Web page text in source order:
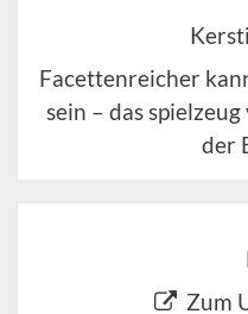
Facettenreicher
sein – das
der
Zum